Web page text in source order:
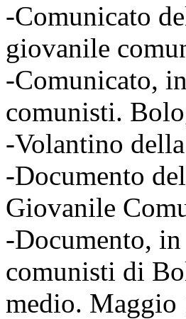
-Comunicato
giovanile
-Comunicato,
comunisti.
-Volantino
-Documento
Giovanile
-Documento,
comunisti di
medio. Maggio